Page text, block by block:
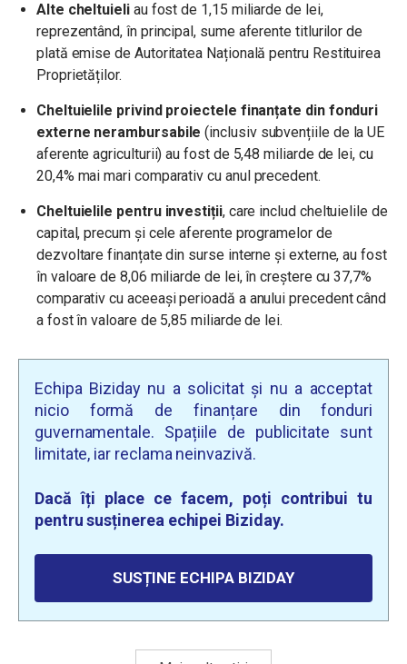
Alte cheltuieliau fost de 1,15 miliarde de lei,
reprezentând, în principal, sume aferente titlurilor de
plată emise de Autoritatea Națională pentru Restituirea
Proprietăților.
Cheltuielile privind proiectele finanțate din fonduri
externe nerambursabile (inclusiv subvențiile de la UE
aferente agriculturii) au fost de 5,48 miliarde de lei, cu
20,4% mai mari comparativ cu anul precedent.
Cheltuielile pentru investiții, care includ cheltuielile de
capital, precum și cele aferente programelor de
dezvoltare finanțate din surse interne și externe, au fost
în valoare de 8,06 miliarde de lei, în creștere cu 37,7%
comparativ cu aceeași perioadă a anului precedent când
a fost în valoare de 5,85 miliarde de lei.
Echipa Biziday nu a solicitat și nu a acceptat
nicio formă de finanțare din fonduri
guvernamentale. Spațiile de publicitate sunt
limitate, iar reclama neinvazivă.
Dacă îți place ce facem, poți contribui tu
pentru susținerea echipei Biziday.
SUSȚINE ECHIPA BIZIDAY